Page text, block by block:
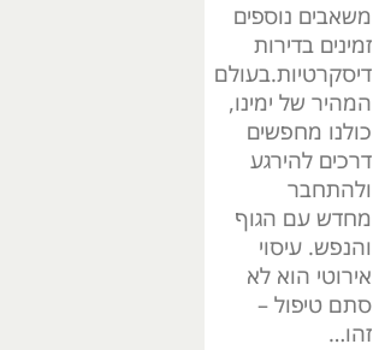
משאבים נוספים
זמינים בדירות
דיסקרטיות.בעולם
המהיר של ימינו,
כולנו מחפשים
דרכים להירגע
ולהתחבר
מחדש עם הגוף
והנפש. עיסוי
אירוטי הוא לא
סתם טיפול –
זהו…